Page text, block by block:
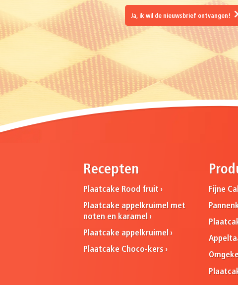
Ja, ik wil de nieuwsbrief ontvangen!
Recepten
Plaatcake Rood fruit
Plaatcake appelkruimel met
noten en karamel
Plaatcake appelkruimel
Plaatcake Choco-kers
Fijne